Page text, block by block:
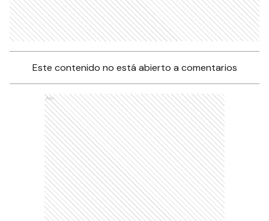
Este contenido no está abierto a comentarios
Ads